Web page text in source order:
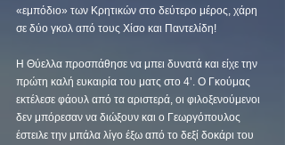
«εμπόδιο» των Κρητικών στο δεύτερο μέρος, χάρη
σε δύο γκολ από τους Χίσο και Παντελίδη!
Η Θύελλα προσπάθησε να μπει δυνατά και είχε την
πρώτη καλή ευκαιρία του ματς στο 4’. Ο Γκούμας
εκτέλεσε φάουλ από τα αριστερά, οι φιλοξενούμενοι
δεν μπόρεσαν να διώξουν και ο Γεωργόπουλος
έστειλε την μπάλα λίγο έξω από το δεξί δοκάρι του